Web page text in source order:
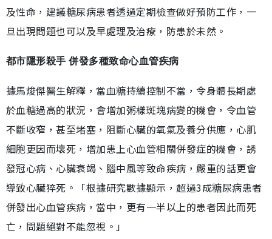
及性命，建議糖尿病患者透過定期檢查做好預防工作，一
旦出現問題也可以及早處理及治療，防患於未然。
都市隱形殺手 併發多種致命心血管疾病
據馬焌傑醫生解釋，當血糖持續控制不當，令身體長期處
於血糖過高的狀況，會增加粥樣斑塊病變的機會，令血管
不斷收窄，甚至堵塞，阻斷心臟的氧氣及養分供應，心肌
細胞更因而壞死，增加患上心血管相關併發症的機會，誘
發冠心病、心臟衰竭、腦中風等致命疾病，嚴重的話更會
導致心臟猝死。「根據研究數據顯示，超過3成糖尿病患者
併發出心血管疾病，當中，更有一半以上的患者因此而死
亡，問題絕對不能忽視。」